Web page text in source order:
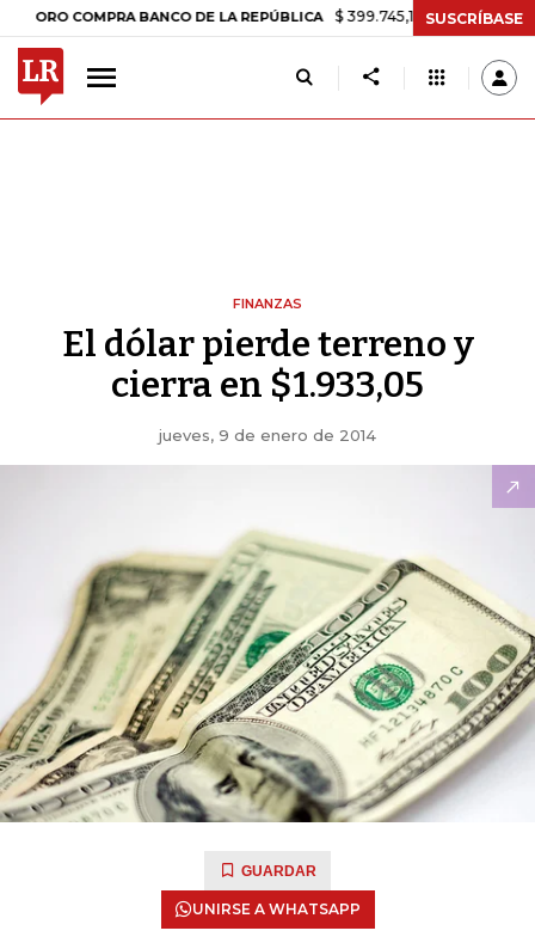
COMPRA BANCO DE LA REPÚBLICA $ 399.745,16 +$ 2.295,71 +0,58%
SUSCRÍBASE
FINANZAS
El dólar pierde terreno y
cierra en $1.933,05
jueves, 9 de enero de 2014
GUARDAR
UNIRSE A WHATSAPP